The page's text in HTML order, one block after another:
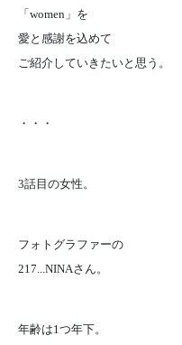
「women」を
愛と感謝を込めて
ご紹介していきたいと思う。
・・・
3話目の女性。
フォトグラファーの
217...NINAさん。
年齢は1つ年下。